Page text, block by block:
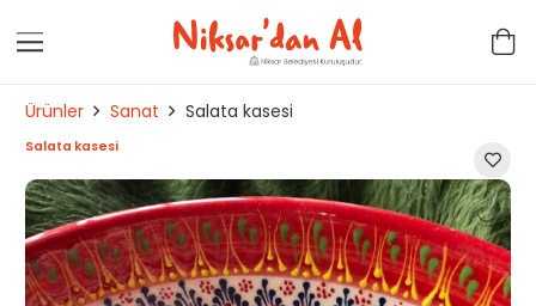
Ürünler Sanat Salata kasesi
Salata kasesi